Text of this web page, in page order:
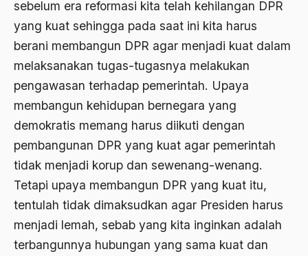
sebelum era reformasi kita telah kehilangan DPR
yang kuat sehingga pada saat ini kita harus
berani membangun DPR agar menjadi kuat dalam
melaksanakan tugas-tugasnya melakukan
pengawasan terhadap pemerintah. Upaya
membangun kehidupan bernegara yang
demokratis memang harus diikuti dengan
pembangunan DPR yang kuat agar pemerintah
tidak menjadi korup dan sewenang-wenang.
Tetapi upaya membangun DPR yang kuat itu,
tentulah tidak dimaksudkan agar Presiden harus
menjadi lemah, sebab yang kita inginkan adalah
terbangunnya hubungan yang sama kuat dan
Budaya Lama
Budaya Pesantren
Budaya Usaha
Budayawan
Budd Schulberg
buddha
Budha
Budu dan Rasa